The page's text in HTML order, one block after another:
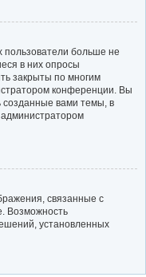
больше не
в них опросы
закрыты по многим
конференции. Вы
созданные вами темы, в
связанные с
Возможность
установленных